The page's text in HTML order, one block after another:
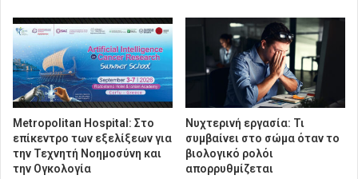
Metropolitan Hospital: Στο
επίκεντρο των εξελίξεων για
την Τεχνητή Νοημοσύνη και
την Ογκολογία
Νυχτερινή εργασία: Τι
συμβαίνει στο σώμα όταν το
βιολογικό ρολόι
απορρυθμίζεται